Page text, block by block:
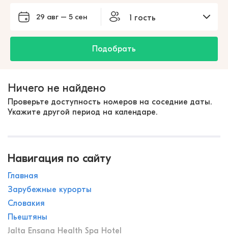
29 авг – 5 сен 1 гость
Подобрать
Ничего не найдено
Проверьте доступность номеров на соседние даты.
Укажите другой период на календаре.
Навигация по сайту
Главная
Зарубежные курорты
Словакия
Пьештяны
Jalta Ensana Health Spa Hotel